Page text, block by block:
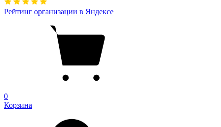
Рейтинг организации в Яндексе
0
Корзина